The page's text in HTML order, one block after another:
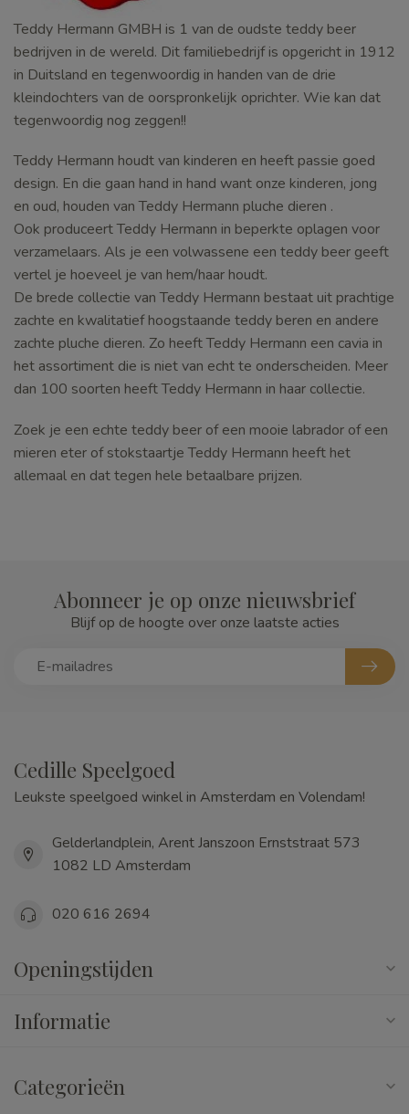
Teddy Hermann GMBH is 1 van de oudste teddy beer
bedrijven in de wereld. Dit familiebedrijf is opgericht in 1912
in Duitsland en tegenwoordig in handen van de drie
kleindochters van de oorspronkelijk oprichter. Wie kan dat
tegenwoordig nog zeggen!!
Teddy Hermann houdt van kinderen en heeft passie goed
design. En die gaan hand in hand want onze kinderen, jong
en oud, houden van Teddy Hermann pluche dieren .
Ook produceert Teddy Hermann in beperkte oplagen voor
verzamelaars. Als je een volwassene een teddy beer geeft
vertel je hoeveel je van hem/haar houdt.
De brede collectie van Teddy Hermann bestaat uit prachtige
zachte en kwalitatief hoogstaande teddy beren en andere
zachte pluche dieren. Zo heeft Teddy Hermann een cavia in
het assortiment die is niet van echt te onderscheiden. Meer
dan 100 soorten heeft Teddy Hermann in haar collectie.
Zoek je een echte teddy beer of een mooie labrador of een
mieren eter of stokstaartje Teddy Hermann heeft het
allemaal en dat tegen hele betaalbare prijzen.
Abonneer je op onze nieuwsbrief
Blijf op de hoogte over onze laatste acties
Cedille Speelgoed
Leukste speelgoed winkel in Amsterdam en Volendam!
Gelderlandplein, Arent Janszoon Ernststraat 573
1082 LD Amsterdam
020 616 2694
Openingstijden
Informatie
Categorieën